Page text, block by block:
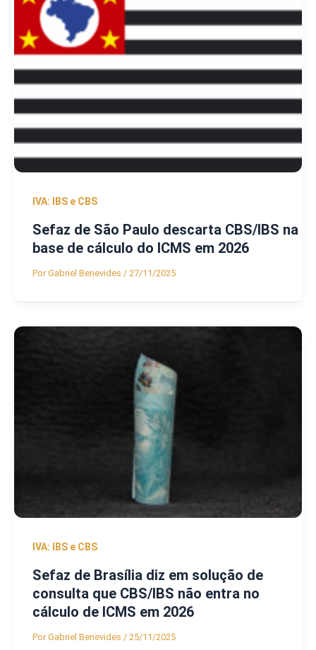
IVA: IBS e CBS
Sefaz de São Paulo descarta CBS/IBS na
base de cálculo do ICMS em 2026
PorGabriel Benevides / 27/11/2025
IVA: IBS e CBS
Sefaz de Brasília diz em solução de
consulta que CBS/IBS não entra no
cálculo de ICMS em 2026
PorGabriel Benevides / 25/11/2025